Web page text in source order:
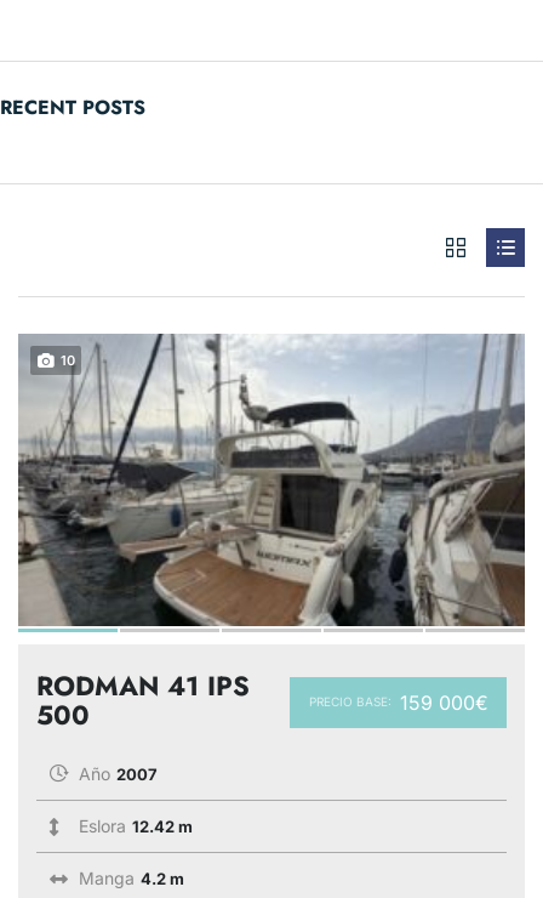
RECENT POSTS
10
PRECIO BASE: 159 000€
RODMAN 41 IPS
500
Año 2007
Eslora 12.42 m
Manga 4.2 m